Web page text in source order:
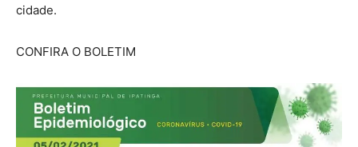
cidade.
CONFIRA O BOLETIM